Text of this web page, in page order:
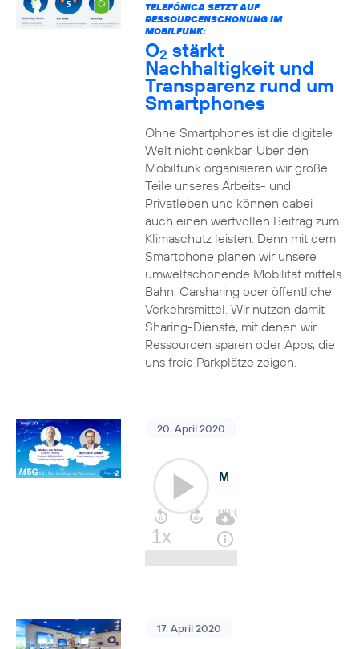
TELEFÓNICA SETZT AUF
RESSOURCENSCHONUNG IM
MOBILFUNK:
O2 stärkt
Nachhaltigkeit und
Transparenz rund um
Smartphones
Ohne Smartphones ist die digitale
Welt nicht denkbar. Über den
Mobilfunk organisieren wir große
Teile unseres Arbeits- und
Privatleben und können dabei
auch einen wertvollen Beitrag zum
Klimaschutz leisten. Denn mit dem
Smartphone planen wir unsere
umweltschonende Mobilität mittels
Bahn, Carsharing oder öffentliche
Verkehrsmittel. Wir nutzen damit
Sharing-Dienste, mit denen wir
Ressourcen sparen oder Apps, die
uns freie Parkplätze zeigen.
20. April 2020
17. April 2020